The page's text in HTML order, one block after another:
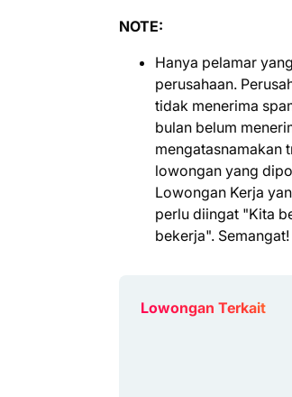
NOTE:
Hanya pelamar
perusahaan.
tidak menerima
bulan belum
mengatasnamakan
lowongan yang
Lowongan Kerja
perlu diingat "Kita
bekerja". Semangat!
Lowongan Terkait